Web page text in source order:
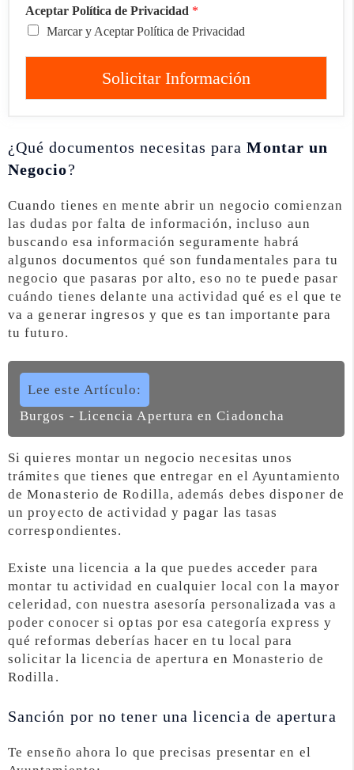
Aceptar Política de Privacidad *
Marcar y Aceptar Política de Privacidad
Solicitar Información
¿Qué documentos necesitas paraMontar un
Negocio?
Cuando tienes en mente abrir un negocio comienzan
las dudas por falta de información, incluso aun
buscando esa información seguramente habrá
algunos documentos qué son fundamentales para tu
negocio que pasaras por alto, eso no te puede pasar
cuándo tienes delante una actividad qué es el que te
va a generar ingresos y que es tan importante para
tu futuro.
Lee este Artículo:
Burgos - Licencia Apertura en Ciadoncha
Si quieres montar un negocio necesitas unos
trámites que tienes que entregar en el Ayuntamiento
de Monasterio de Rodilla, además debes disponer de
un proyecto de actividad y pagar las tasas
correspondientes.
Existe una licencia a la que puedes acceder para
montar tu actividad en cualquier local con la mayor
celeridad, con nuestra asesoría personalizada vas a
poder conocer si optas por esa categoría express y
qué reformas deberías hacer en tu local para
solicitar la licencia de apertura en Monasterio de
Rodilla.
Sanción por no tener una licencia de apertura
Te enseño ahora lo que precisas presentar en el